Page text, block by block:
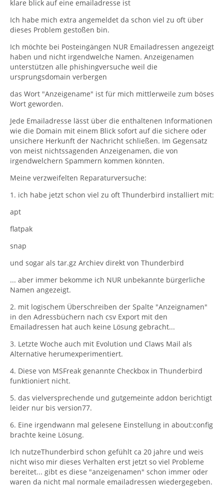
klare blick auf eine emailadresse ist
Ich habe mich extra angemeldet da schon viel zu oft über
dieses Problem gestoßen bin.
Ich möchte bei Posteingängen NUR Emailadressen angezeigt
haben und nicht irgendwelche Namen. Anzeigenamen
unterstützen alle phishingversuche weil die
ursprungsdomain verbergen
das Wort "Anzeigename" ist für mich mittlerweile zum böses
Wort geworden.
Jede Emailadresse lässt über die enthaltenen Informationen
wie die Domain mit einem Blick sofort auf die sichere oder
unsichere Herkunft der Nachricht schließen. Im Gegensatz
von meist nichtssagenden Anzeigenamen, die von
irgendwelchern Spammern kommen könnten.
Meine verzweifelten Reparaturversuche:
1. ich habe jetzt schon viel zu oft Thunderbird installiert mit:
apt
flatpak
snap
und sogar als tar.gz Archiev direkt von Thunderbird
... aber immer bekomme ich NUR unbekannte bürgerliche
Namen angezeigt.
2. mit logischem Überschreiben der Spalte "Anzeignamen"
in den Adressbüchern nach csv Export mit den
Emailadressen hat auch keine Lösung gebracht...
3. Letzte Woche auch mit Evolution und Claws Mail als
Alternative herumexperimentiert.
4. Diese von MSFreak genannte Checkbox in Thunderbird
funktioniert nicht.
5. das vielversprechende und gutgemeinte addon berichtigt
leider nur bis version77.
6. Eine irgendwann mal gelesene Einstellung in about:config
brachte keine Lösung.
Ich nutzeThunderbird schon gefühlt ca 20 jahre und weis
nicht wiso mir dieses Verhalten erst jetzt so viel Probleme
bereitet... gibt es diese "anzeigenamen" schon immer oder
waren da nicht mal normale emailadressen wiedergegeben.